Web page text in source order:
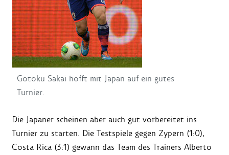
Gotoku Sakai hofft mit Japan auf ein gutes
Turnier.
Die Japaner scheinen aber auch gut vorbereitet ins
Turnier zu starten. Die Testspiele gegen Zypern (1:0),
Costa Rica (3:1) gewann das Team des Trainers Alberto